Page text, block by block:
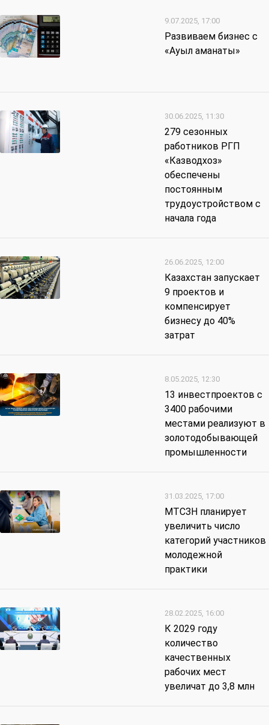
9.07.2025, 17:00
Развиваем бизнес с
«Ауыл аманаты»
30.06.2025, 11:30
279 сезонных
работников РГП
«Казводхоз»
обеспечены
постоянным
трудоустройством с
начала года
26.06.2025, 12:00
Казахстан запускает
9 проектов и
компенсирует
бизнесу до 40%
затрат
8.05.2025, 12:30
13 инвестпроектов с
3400 рабочими
местами реализуют в
золотодобывающей
промышленности
31.03.2025, 17:00
МТСЗН планирует
увеличить число
категорий участников
молодежной
практики
28.02.2025, 16:00
К 2029 году
количество
качественных
рабочих мест
увеличат до 3,8 млн